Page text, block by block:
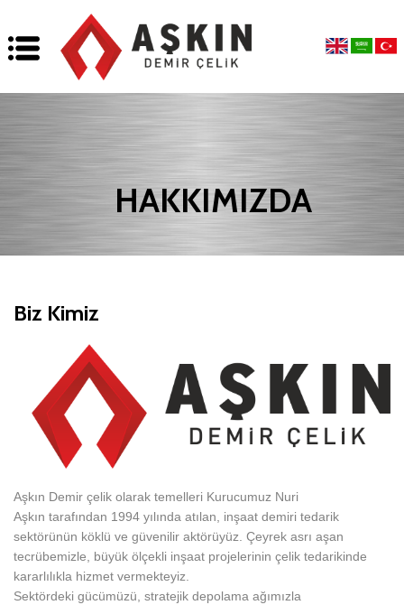
HAKKIMIZDA
Biz Kimiz
Aşkın Demir çelik olarak temelleri Kurucumuz Nuri
Aşkın tarafından 1994 yılında atılan, inşaat demiri tedarik
sektörünün köklü ve güvenilir aktörüyüz. Çeyrek asrı aşan
tecrübemizle, büyük ölçekli inşaat projelerinin çelik tedarikinde
kararlılıkla hizmet vermekteyiz.
Sektördeki gücümüzü, stratejik depolama ağımızla